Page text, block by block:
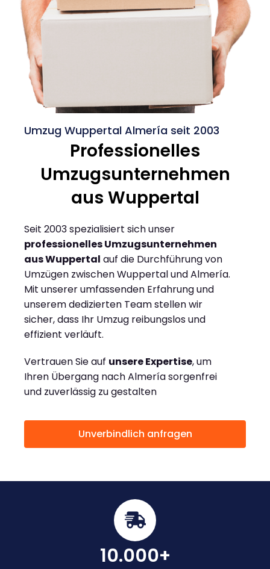
Umzug Wuppertal Almería seit 2003
Professionelles
Umzugsunternehmen
aus Wuppertal
Seit 2003 spezialisiert sich unser
professionelles Umzugsunternehmen
aus Wuppertal auf die Durchführung von
Umzügen zwischen Wuppertal und Almería.
Mit unserer umfassenden Erfahrung und
unserem dedizierten Team stellen wir
sicher, dass Ihr Umzug reibungslos und
effizient verläuft.
Vertrauen Sie auf unsere Expertise, um
Ihren Übergang nach Almería sorgenfrei
und zuverlässig zu gestalten
Unverbindlich anfragen
10.000+